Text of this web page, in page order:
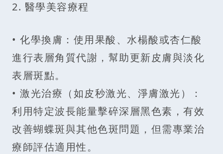
2. 醫學美容療程
• 化學換膚：使用果酸、水楊酸或杏仁酸
進行表層角質代謝，幫助更新皮膚與淡化
表層斑點。
• 激光治療（如皮秒激光、淨膚激光）：
利用特定波長能量擊碎深層黑色素，有效
改善蝴蝶斑與其他色斑問題，但需專業治
療師評估適用性。